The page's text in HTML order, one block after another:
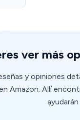
ver más
y opiniones
Amazon. Allí